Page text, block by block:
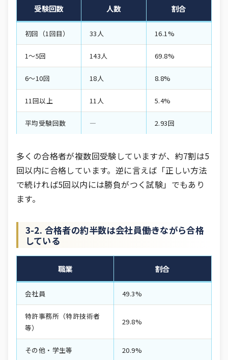
受験回数 人数 割合
初回（1回目） 33人 16.1%
1〜5回 143人 69.8%
6〜10回 18人 8.8%
11回以上 11人 5.4%
平均受験回数 ― 2.93回
多くの合格者が複数回受験していますが、約7割は5
回以内に合格しています。逆に言えば「正しい方法
で続ければ5回以内には勝負がつく試験」でもあり
ます。
3-2. 合格者の約半数は会社員――働きながら合格
している
職業 割合
会社員 49.3%
特許事務所（特許技術者
等）
29.8%
その他・学生等 20.9%